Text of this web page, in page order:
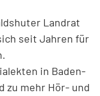
Landrat
seit Jahren für
in Baden-
zu mehr Hör- und